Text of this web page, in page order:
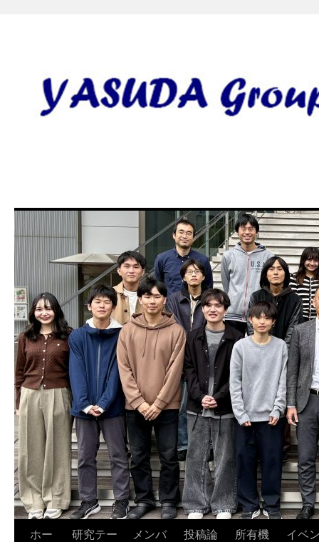
田 誠
ホー
研究テー
メンバ
投稿論
所有機
イベ